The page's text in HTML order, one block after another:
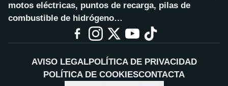
motos eléctricas, puntos de recarga, pilas de
combustible de hidrógeno…
AVISO LEGALPOLÍTICA DE PRIVACIDAD
POLÍTICA DE COOKIESCONTACTA